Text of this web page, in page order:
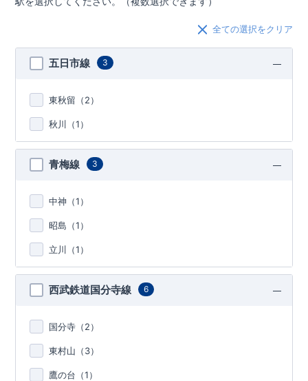
全ての選択をクリア
五日市線 3
東秋留（2）
秋川（1）
青梅線 3
中神（1）
昭島（1）
立川（1）
西武鉄道国分寺線 6
国分寺（2）
東村山（3）
鷹の台（1）